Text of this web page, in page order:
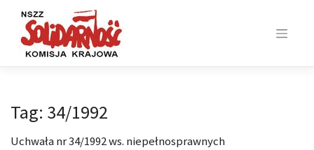
content
Tag: 34/1992
Uchwała nr 34/1992 ws. niepełnosprawnych